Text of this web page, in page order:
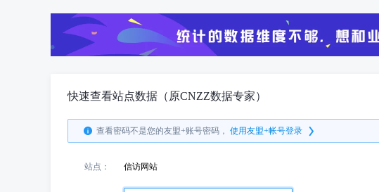
快速查看站点数据（原CNZZ数据专家）
查看密码不是您的友盟+账号密码， 使用友盟+帐号登录
站点： 信访网站